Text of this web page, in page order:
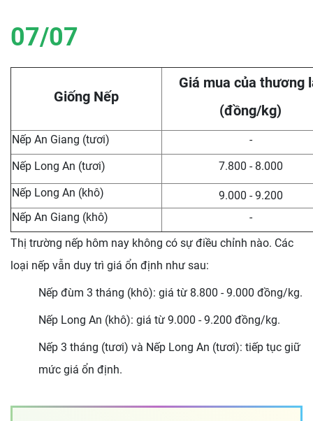
07/07
Giống Nếp
Giá mua của thương
(đồng/kg)
Nếp An Giang (tươi)
-
Nếp Long An (tươi)
7.800 - 8.000
Nếp Long An (khô)
9.000 - 9.200
Nếp An Giang (khô)
-
Thị trường nếp hôm nay không có sự điều chỉnh nào. Các
loại nếp vẫn duy trì giá ổn định như sau:
Nếp đùm 3 tháng (khô): giá từ 8.800 - 9.000 đồng/kg.
Nếp Long An (khô): giá từ 9.000 - 9.200 đồng/kg.
Nếp 3 tháng (tươi) và Nếp Long An (tươi): tiếp tục giữ
mức giá ổn định.